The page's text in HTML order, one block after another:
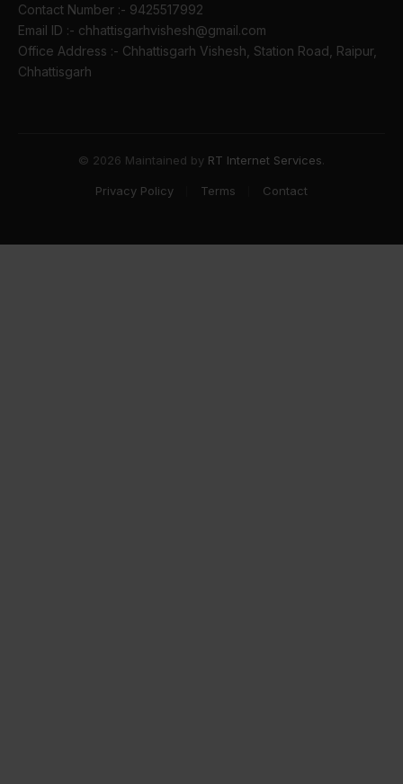
Contact Number :- 9425517992
Email ID :- chhattisgarhvishesh@gmail.com
Office Address :- Chhattisgarh Vishesh, Station Road, Raipur,
Chhattisgarh
© 2026 Maintained by RT Internet Services
Privacy Policy Terms Contact